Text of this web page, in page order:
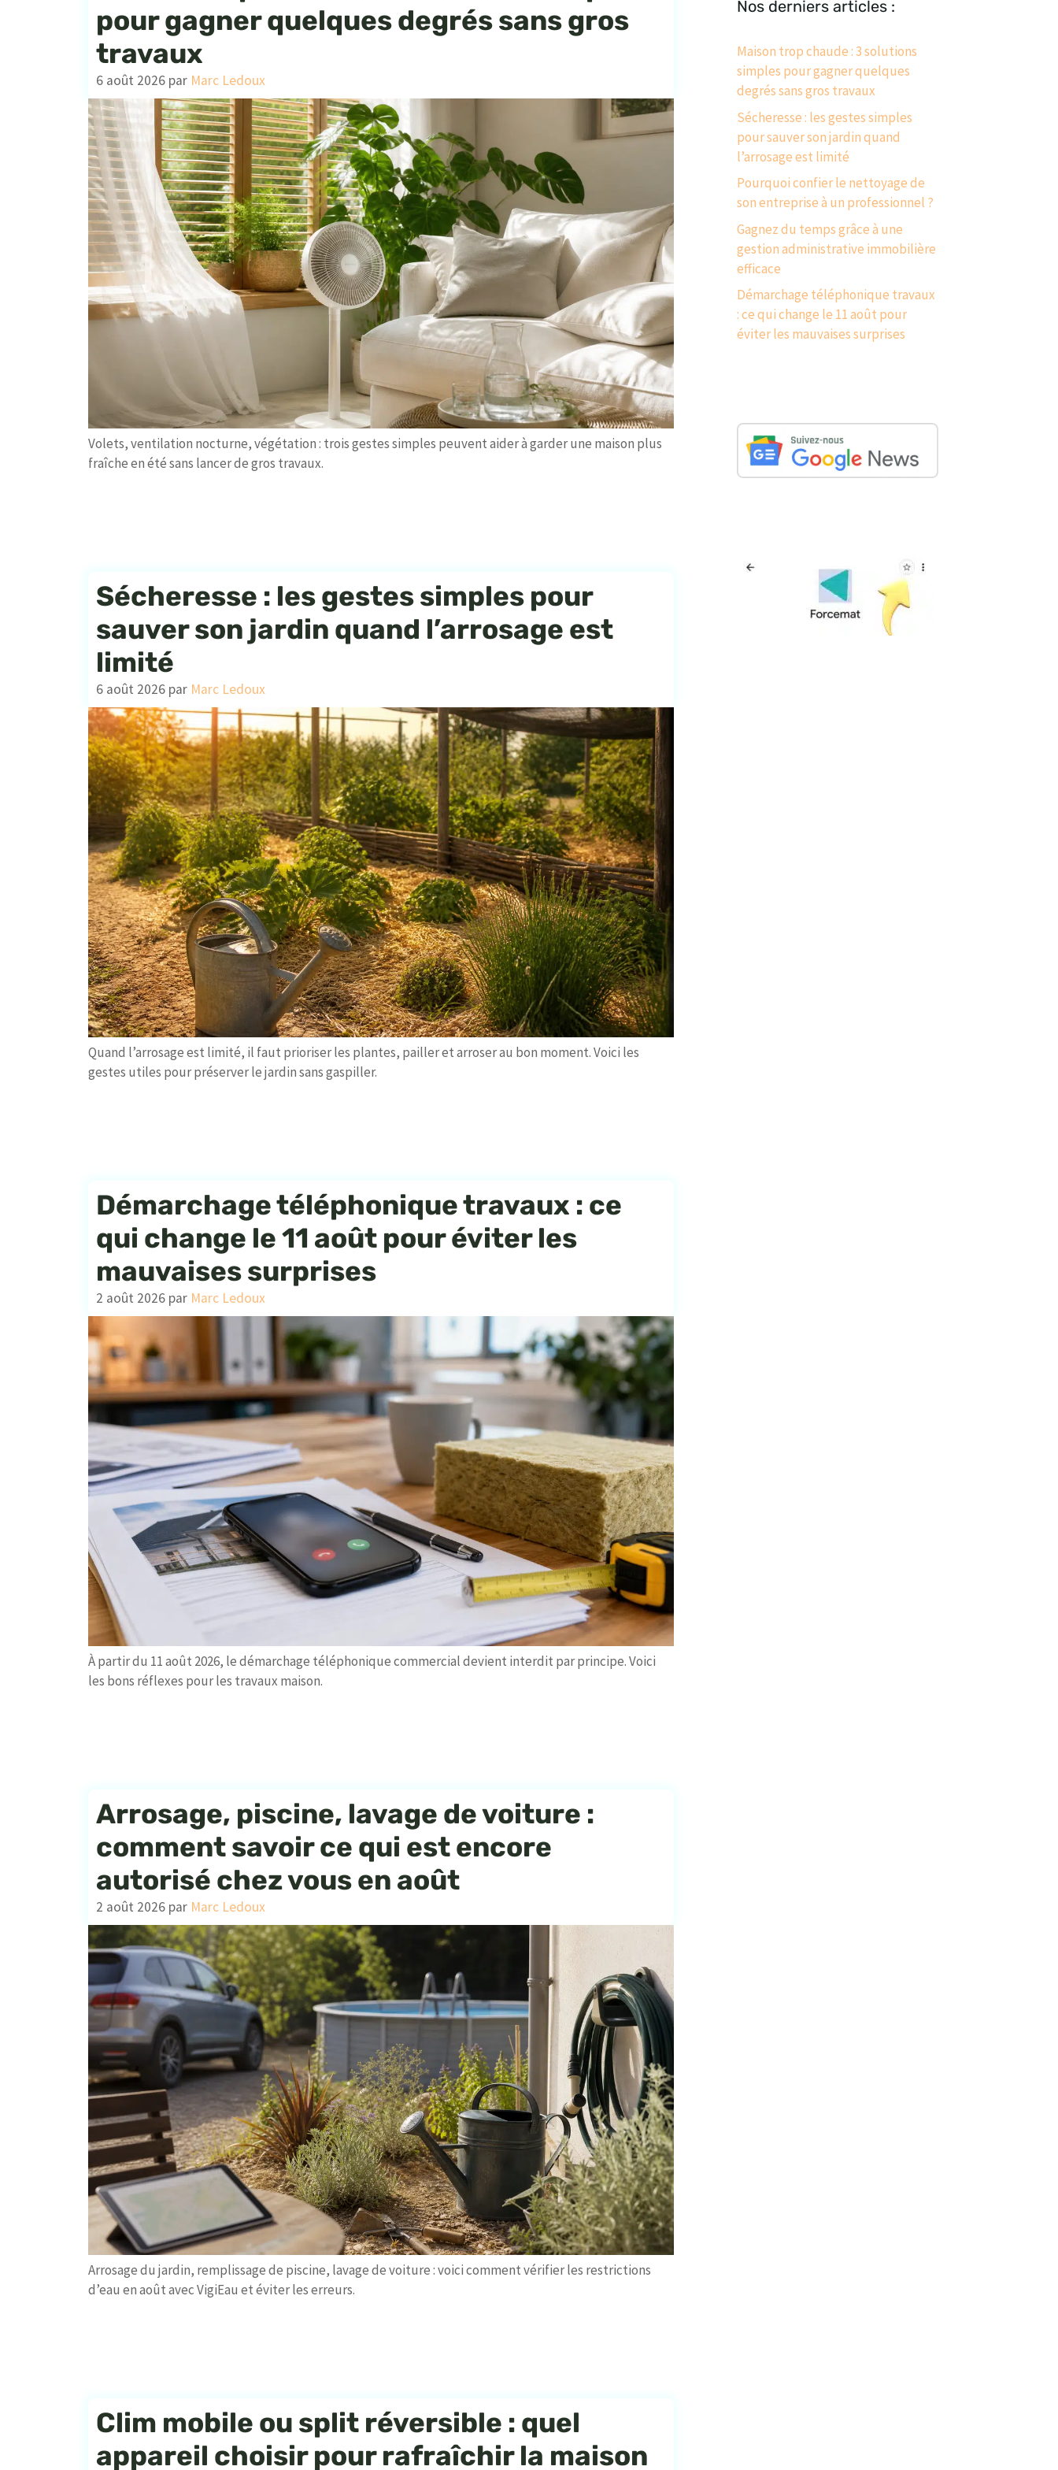
pour gagner quelques degrés sans gros
travaux
6 août 2026 par Marc Ledoux
Volets, ventilation nocturne, végétation : trois gestes simples peuvent aider à garder une maison plus
fraîche en été sans lancer de gros travaux.
Sécheresse : les gestes simples pour
sauver son jardin quand l’arrosage est
limité
6 août 2026 par Marc Ledoux
Quand l’arrosage est limité, il faut prioriser les plantes, pailler et arroser au bon moment. Voici les
gestes utiles pour préserver le jardin sans gaspiller.
Démarchage téléphonique travaux : ce
qui change le 11 août pour éviter les
mauvaises surprises
2 août 2026 par Marc Ledoux
À partir du 11 août 2026, le démarchage téléphonique commercial devient interdit par principe. Voici
les bons réflexes pour les travaux maison.
Arrosage, piscine, lavage de voiture :
comment savoir ce qui est encore
autorisé chez vous en août
2 août 2026 par Marc Ledoux
Arrosage du jardin, remplissage de piscine, lavage de voiture : voici comment vérifier les restrictions
d’eau en août avec VigiEau et éviter les erreurs.
Clim mobile ou split réversible : quel
appareil choisir pour rafraîchir la maison
Nos derniers articles :
Maison trop chaude : 3 solutions
simples pour gagner quelques
degrés sans gros travaux
Sécheresse : les gestes simples
pour sauver son jardin quand
l’arrosage est limité
Pourquoi confier le nettoyage de
son entreprise à un professionnel ?
Gagnez du temps grâce à une
gestion administrative immobilière
efficace
Démarchage téléphonique travaux
: ce qui change le 11 août pour
éviter les mauvaises surprises